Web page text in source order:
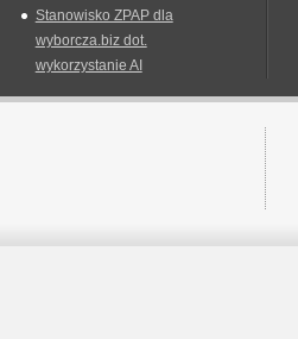
Stanowisko ZPAP dla
wyborcza.biz dot.
wykorzystanie AI